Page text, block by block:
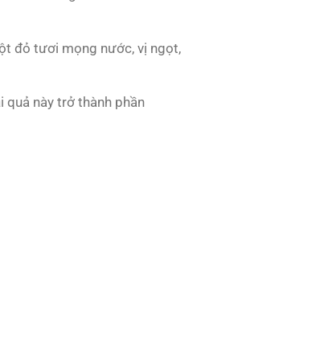
đỏ tươi mọng nước, vị ngọt,
quả này trở thành phần